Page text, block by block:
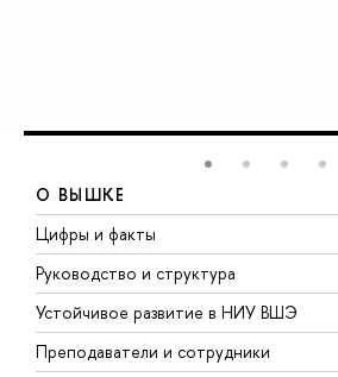
О ВЫШКЕ
Цифры и факты
Руководство и структура
Устойчивое развитие в НИУ ВШЭ
Преподаватели и сотрудники